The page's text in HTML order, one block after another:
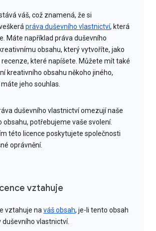
váš, což znamená, že si
práva duševního vlastnictví, která
Máte například práva duševního
obsahu, který vytvoříte, jako
které napíšete. Můžete mít také
kreativního obsahu někoho jiného,
jeho souhlas.
duševního vlastnictví omezují naše
obsahu, potřebujeme vaše svolení.
této licence poskytujete společnosti
oprávnění.
vztahuje
vztahuje naváš obsah, je-li tento obsah
duševního vlastnictví.